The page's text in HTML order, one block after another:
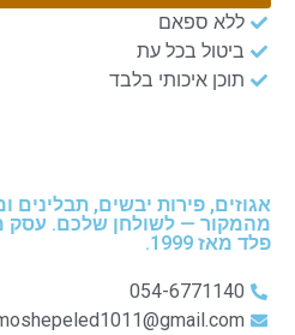
ללא ספאם
ביטול בכל עת
תוכן איכותי בלבד
אגוזים, פירות יבשים, תבלינים
מהמקור — לשולחן שלכם. עסק
פלד מאז 1999.
054-6771140
moshepeled1011@gmail.com